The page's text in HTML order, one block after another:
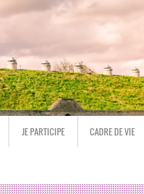
JE PARTICIPE CADRE DE VIE